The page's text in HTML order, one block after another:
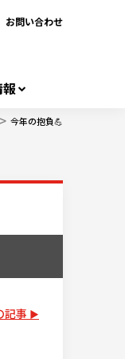
お問い合わせ
> 今年の抱負💪
記事